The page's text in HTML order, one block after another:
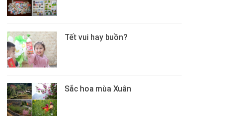
Tết vui hay buồn?
Sắc hoa mùa Xuân